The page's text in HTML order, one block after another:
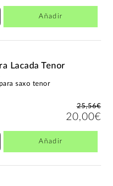
Añadir
Lacada Tenor
saxo tenor
25,56€
20,00€
Añadir